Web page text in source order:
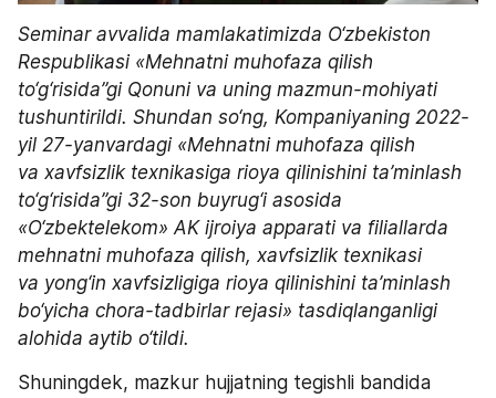
Seminar avvalida mamlakatimizda O‘zbekiston
Respublikasi «Mehnatni muhofaza qilish
to‘g‘risida”gi Qonuni va uning mazmun-mohiyati
tushuntirildi. Shundan so‘ng, Kompaniyaning 2022-
yil 27-yanvardagi «Mehnatni muhofaza qilish
va xavfsizlik texnikasiga rioya qilinishini ta’minlash
to‘g‘risida”gi 32-son buyrug‘i asosida
«O‘zbektelekom» AK ijroiya apparati va filiallarda
mehnatni muhofaza qilish, xavfsizlik texnikasi
va yong‘in xavfsizligiga rioya qilinishini ta’minlash
bo‘yicha chora-tadbirlar rejasi» tasdiqlanganligi
alohida aytib o‘tildi.
Shuningdek, mazkur hujjatning tegishli bandida